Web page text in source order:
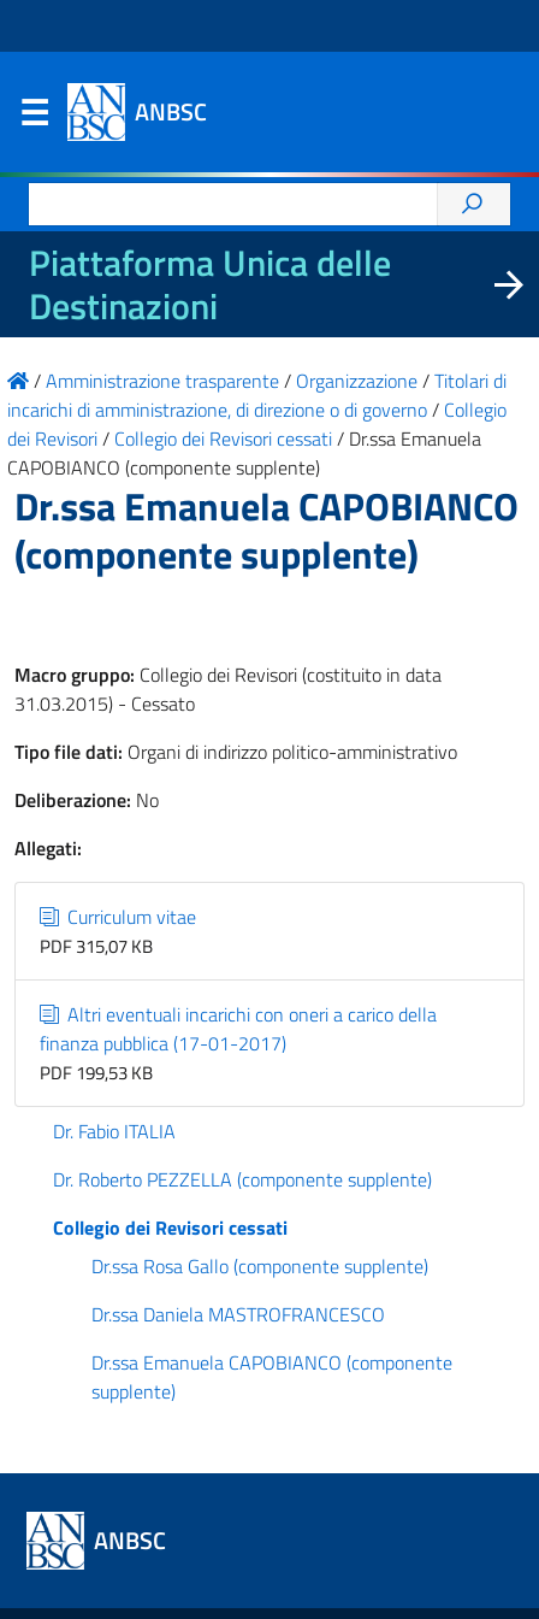
ANBSC
per:
Piattaforma Unica delle
Destinazioni
/Amministrazione trasparente/ Organizzazione/Titolari di
incarichi di amministrazione, di direzione o di governo/ Collegio
dei Revisori/ Collegio dei Revisori cessati/ Dr.ssa Emanuela
CAPOBIANCO (componente supplente)
Dr.ssa Emanuela CAPOBIANCO
(componente supplente)
Macro gruppo: Collegio dei Revisori (costituito in data
31.03.2015) - Cessato
Tipo file dati: Organi di indirizzo politico-amministrativo
Deliberazione: No
Allegati:
Curriculum vitae
PDF 315,07 KB
Altri eventuali incarichi con oneri a carico della
finanza pubblica (17-01-2017)
PDF 199,53 KB
Dr. Fabio ITALIA
Dr. Roberto PEZZELLA (componente supplente)
Collegio dei Revisori cessati
Dr.ssa Rosa Gallo (componente supplente)
Dr.ssa Daniela MASTROFRANCESCO
Dr.ssa Emanuela CAPOBIANCO (componente
supplente)
ANBSC